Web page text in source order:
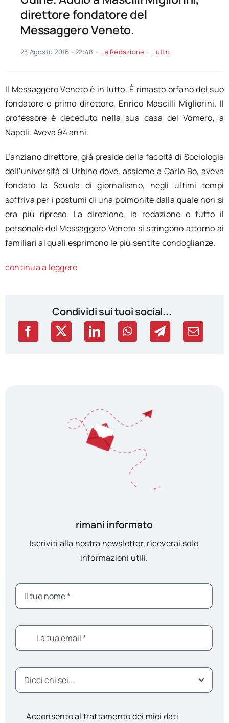
direttore fondatore del
Messaggero Veneto.
23 Agosto 2016 - 22:48 - La Redazione - Lutto
Il Messaggero Veneto è in lutto. È rimasto orfano del suo
fondatore e primo direttore, Enrico Mascilli Migliorini. Il
professore è deceduto nella sua casa del Vomero, a
Napoli. Aveva 94 anni.
L’anziano direttore, già preside della facoltà di Sociologia
dell’università di Urbino dove, assieme a Carlo Bo, aveva
fondato la Scuola di giornalismo, negli ultimi tempi
soffriva per i postumi di una polmonite dalla quale non si
era più ripreso. La direzione, la redazione e tutto il
personale del Messaggero Veneto si stringono attorno ai
familiari ai quali esprimono le più sentite condoglianze.
continua a leggere
Condividi sui tuoi social...
rimani informato
Iscriviti alla nostra newsletter, riceverai solo
informazioni utili.
Acconsento al trattamento dei miei dati